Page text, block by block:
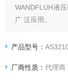
WANDFLUH液
广 泛应用。
产品型号：
厂商性质：代理商